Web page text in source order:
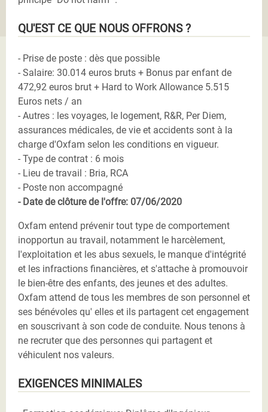
QU'EST CE QUE NOUS OFFRONS ?
- Prise de poste : dès que possible
- Salaire: 30.014 euros bruts + Bonus par enfant de
472,92 euros brut + Hard to Work Allowance 5.515
Euros nets / an
- Autres : les voyages, le logement, R&R, Per Diem,
assurances médicales, de vie et accidents sont à la
charge d'Oxfam selon les conditions en vigueur.
- Type de contrat : 6 mois
- Lieu de travail : Bria, RCA
- Poste non accompagné
- Date de clôture de l'offre: 07/06/2020
Oxfam entend prévenir tout type de comportement
inopportun au travail, notamment le harcèlement,
l'exploitation et les abus sexuels, le manque d'intégrité
et les infractions financières, et s'attache à promouvoir
le bien-être des enfants, des jeunes et des adultes.
Oxfam attend de tous les membres de son personnel et
ses bénévoles qu' elles et ils partagent cet engagement
en souscrivant à son code de conduite. Nous tenons à
ne recruter que des personnes qui partagent et
véhiculent nos valeurs.
EXIGENCES MINIMALES